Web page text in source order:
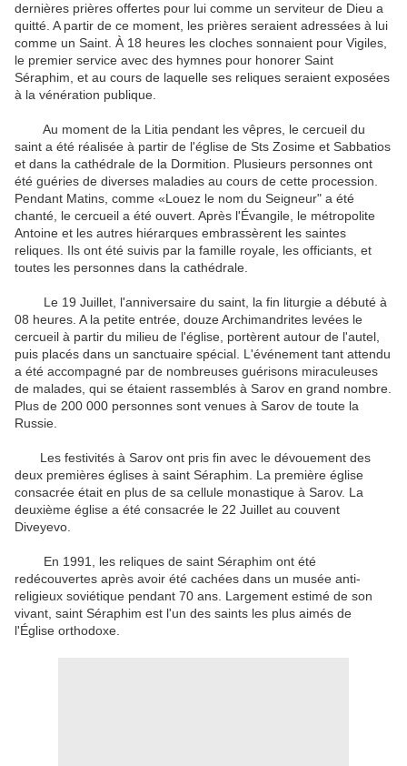
dernières prières offertes pour lui comme un serviteur de Dieu a
quitté. A partir de ce moment, les prières seraient adressées à lui
comme un Saint. À 18 heures les cloches sonnaient pour Vigiles,
le premier service avec des hymnes pour honorer Saint
Séraphim, et au cours de laquelle ses reliques seraient exposées
à la vénération publique.
Au moment de la Litia pendant les vêpres, le cercueil du
saint a été réalisée à partir de l'église de Sts Zosime et Sabbatios
et dans la cathédrale de la Dormition. Plusieurs personnes ont
été guéries de diverses maladies au cours de cette procession.
Pendant Matins, comme «Louez le nom du Seigneur" a été
chanté, le cercueil a été ouvert. Après l'Évangile, le métropolite
Antoine et les autres hiérarques embrassèrent les saintes
reliques. Ils ont été suivis par la famille royale, les officiants, et
toutes les personnes dans la cathédrale.
Le 19 Juillet, l'anniversaire du saint, la fin liturgie a débuté à
08 heures. A la petite entrée, douze Archimandrites levées le
cercueil à partir du milieu de l'église, portèrent autour de l'autel,
puis placés dans un sanctuaire spécial. L'événement tant attendu
a été accompagné par de nombreuses guérisons miraculeuses
de malades, qui se étaient rassemblés à Sarov en grand nombre.
Plus de 200 000 personnes sont venues à Sarov de toute la
Russie.
Les festivités à Sarov ont pris fin avec le dévouement des
deux premières églises à saint Séraphim. La première église
consacrée était en plus de sa cellule monastique à Sarov. La
deuxième église a été consacrée le 22 Juillet au couvent
Diveyevo.
En 1991, les reliques de saint Séraphim ont été
redécouvertes après avoir été cachées dans un musée anti-
religieux soviétique pendant 70 ans. Largement estimé de son
vivant, saint Séraphim est l'un des saints les plus aimés de
l'Église orthodoxe.